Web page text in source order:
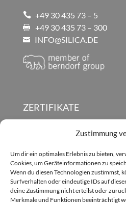
Zustimmung
Um dir ein optimales Erlebnis zu bieten,
Cookies, um Geräteinformationen zu
Wenn du diesen Technologien zustimmst,
Surfverhalten oder eindeutige IDs auf
deine Zustimmung nicht erteilst oder
Merkmale und Funktionen beeinträchtigt
 +49 30 435 73 – 5
 +49 30 435 73 – 300
 INFO@SILICA.DE
ZERTIFIKATE
IMPRESSUM
DATENSCHUTZ